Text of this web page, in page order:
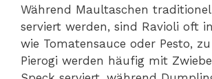
Während Maultaschen
serviert werden, sind Ravioli oft
wie Tomatensauce oder Pesto,
Pierogi werden häufig mit